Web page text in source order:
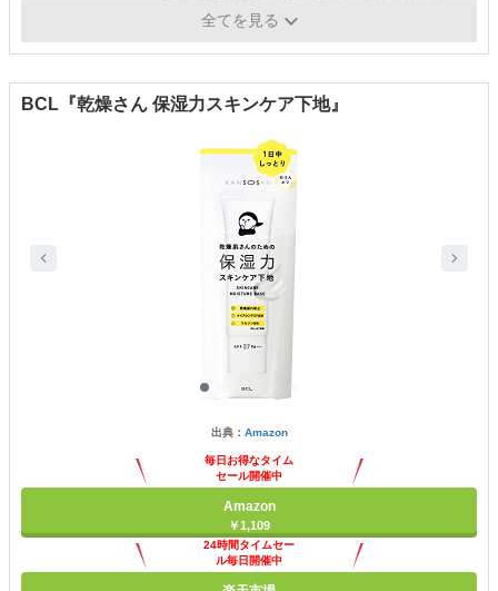
か）エモリエント成分など
全てを見る
BCL『乾燥さん 保湿力スキンケア下地』
出典： Amazon
毎日お得なタイム
セール開催中
Amazon
￥1,109
24時間タイムセー
ル毎日開催中